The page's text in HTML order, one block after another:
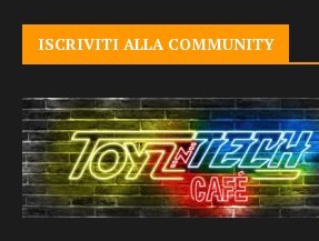
ISCRIVITI ALLA COMMUNITY